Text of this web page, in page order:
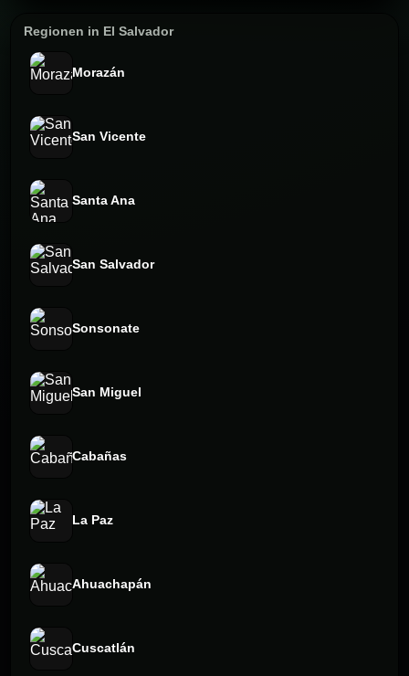
Regionen in El Salvador
Morazán
San Vicente
Santa Ana
San Salvador
Sonsonate
San Miguel
Cabañas
La Paz
Ahuachapán
Cuscatlán